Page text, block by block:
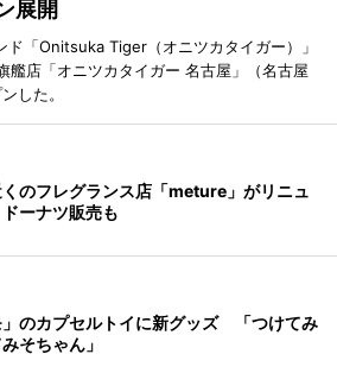
展開
ド「Onitsuka Tiger（オニツカタイガー）」
艦店「オニツカタイガー 名古屋」（名古屋
した。
のフレグランス店「meture」がリニュ
ーナツ販売も
」のカプセルトイに新グッズ 「つけてみ
そちゃん」